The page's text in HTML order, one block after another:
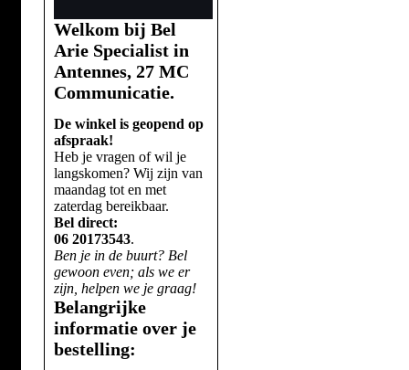
Welkom bij Bel
Arie Specialist in
Antennes, 27 MC
Communicatie.
De winkel is geopend op
afspraak!
Heb je vragen of wil je
langskomen? Wij zijn van
maandag tot en met
zaterdag bereikbaar.
Bel direct:
06 20173543.
Ben je in de buurt? Bel
gewoon even; als we er
zijn, helpen we je graag!
Belangrijke
informatie over je
bestelling: